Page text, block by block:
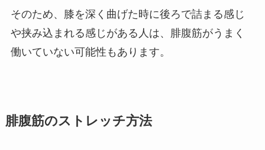
そのため、膝を深く曲げた時に後ろで詰まる感じ
や挟み込まれる感じがある人は、腓腹筋がうまく
働いていない可能性もあります。
腓腹筋のストレッチ方法